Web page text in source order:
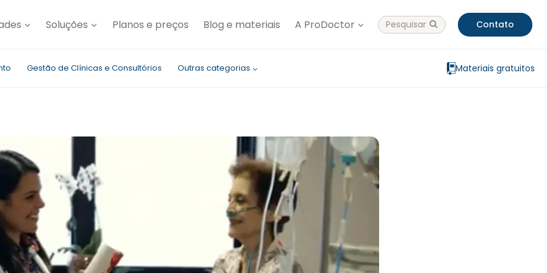
Soluções Planos e preços Blog e materiais A ProDoctor Pesquisar Contato
Gestão de Clínicas e Consultórios Outras categorias Materiais gratuitos